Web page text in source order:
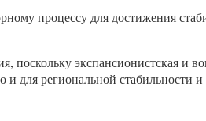
процессу для достижения
экспансионистская и
и для региональной стабильности